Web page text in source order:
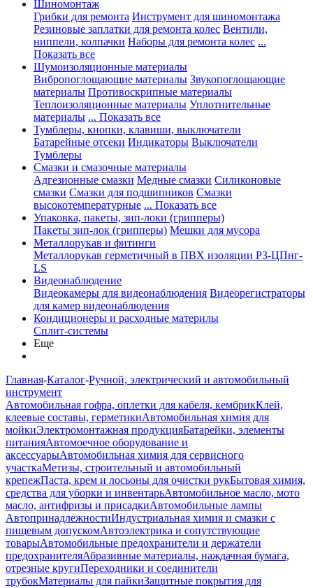
Шиномонтаж
Грибки для ремонта Инструмент для шиномонтажа
Резиновые заплатки для ремонта колес Вентили,
ниппели, колпачки Наборы для ремонта колес ...
Показать все
Шумоизоляционные материалы
Вибропоглощающие материалы Звукопоглощающие
материалы Противоскрипные материалы
Теплоизоляционные материалы Уплотнительные
материалы ... Показать все
Тумблеры, кнопки, клавиши, выключатели
Батарейные отсеки Индикаторы Выключатели
Тумблеры
Смазки и смазочные материалы
Адгезионные смазки Медные смазки Силиконовые
смазки Смазки для подшипников Смазки
высокотемпературные ... Показать все
Упаковка, пакеты, зип-локи (грипперы)
Пакеты зип-лок (грипперы) Мешки для мусора
Металлорукав и фитинги
Металлорукав герметичный в ПВХ изоляции Р3-ЦПнг-
LS
Видеонаблюдение
Видеокамеры для видеонаблюдения Видеорегистраторы
для камер видеонаблюдения
Кондиционеры и расходные материлы
Сплит-системы
Еще
Главная-Каталог-Ручной, электрический и автомобильный
инструмент
Автомобильная гофра, оплетки для кабеля, кембрикКлей,
клеевые составы, герметикиАвтомобильная химия для
мойкиЭлектромонтажная продукцияБатарейки, элементы
питанияАвтомоечное оборудование и
аксессуарыАвтомобильная химия для сервисного
участкаМетизы, строительный и автомобильный
крепежПаста, крем и лосьоны для очистки рукБытовая химия,
средства для уборки и инвентарьАвтомобильное масло, мото
масло, антифризы и присадкиАвтомобильные лампы
АвтопринадлежностиИндустриальная химия и смазки с
пищевым допускомАвтоэлектрика и сопутствующие
товарыАвтомобильные предохранители и держатели
предохранителяАбразивные материалы, наждачная бумага,
отрезные кругиПереходники и соединители
трубокМатериалы для пайкиЗащитные покрытия для